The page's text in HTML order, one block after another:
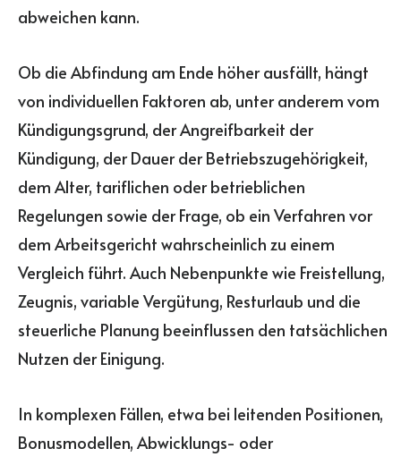
abweichen kann.
Ob die Abfindung am Ende höher ausfällt, hängt
von individuellen Faktoren ab, unter anderem vom
Kündigungsgrund, der Angreifbarkeit der
Kündigung, der Dauer der Betriebszugehörigkeit,
dem Alter, tariflichen oder betrieblichen
Regelungen sowie der Frage, ob ein Verfahren vor
dem Arbeitsgericht wahrscheinlich zu einem
Vergleich führt. Auch Nebenpunkte wie Freistellung,
Zeugnis, variable Vergütung, Resturlaub und die
steuerliche Planung beeinflussen den tatsächlichen
Nutzen der Einigung.
In komplexen Fällen, etwa bei leitenden Positionen,
Bonusmodellen, Abwicklungs- oder